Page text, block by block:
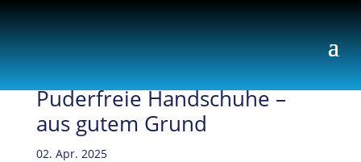
Puderfreie Handschuhe –
aus gutem Grund
02. Apr. 2025